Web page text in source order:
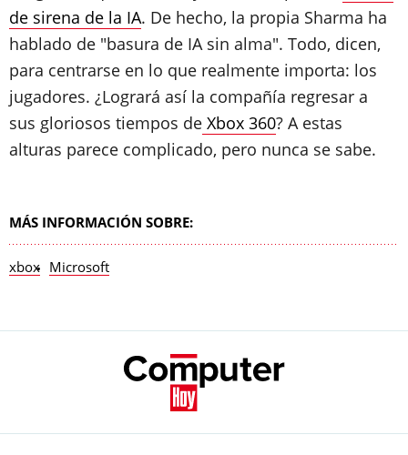
de sirena de la IA. De hecho, la propia Sharma ha
hablado de "basura de IA sin alma". Todo, dicen,
para centrarse en lo que realmente importa: los
jugadores. ¿Logrará así la compañía regresar a
sus gloriosos tiempos de Xbox 360? A estas
alturas parece complicado, pero nunca se sabe.
MÁS INFORMACIÓN SOBRE:
xbox Microsoft